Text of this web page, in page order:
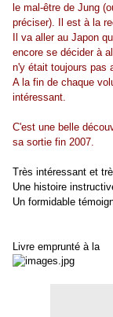
le mal-être de Jung
préciser). Il est à la
Il va aller au Japon
encore se décider à
n'y était toujours pas
A la fin de chaque
intéressant.
C'est une belle
sa sortie fin 2007.
Très intéressant et
Une histoire
Un formidable
Livre emprunté à la